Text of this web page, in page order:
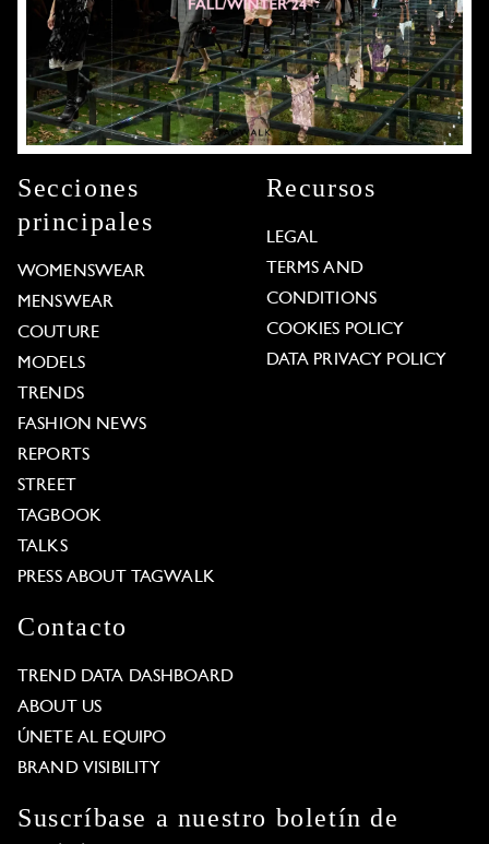
Secciones
principales
WOMENSWEAR
MENSWEAR
COUTURE
MODELS
TRENDS
FASHION NEWS
REPORTS
STREET
TAGBOOK
TALKS
PRESS ABOUT TAGWALK
Recursos
LEGAL
TERMS AND
CONDITIONS
COOKIES POLICY
DATA PRIVACY POLICY
Contacto
TREND DATA DASHBOARD
ABOUT US
ÚNETE AL EQUIPO
BRAND VISIBILITY
Suscríbase a nuestro boletín de